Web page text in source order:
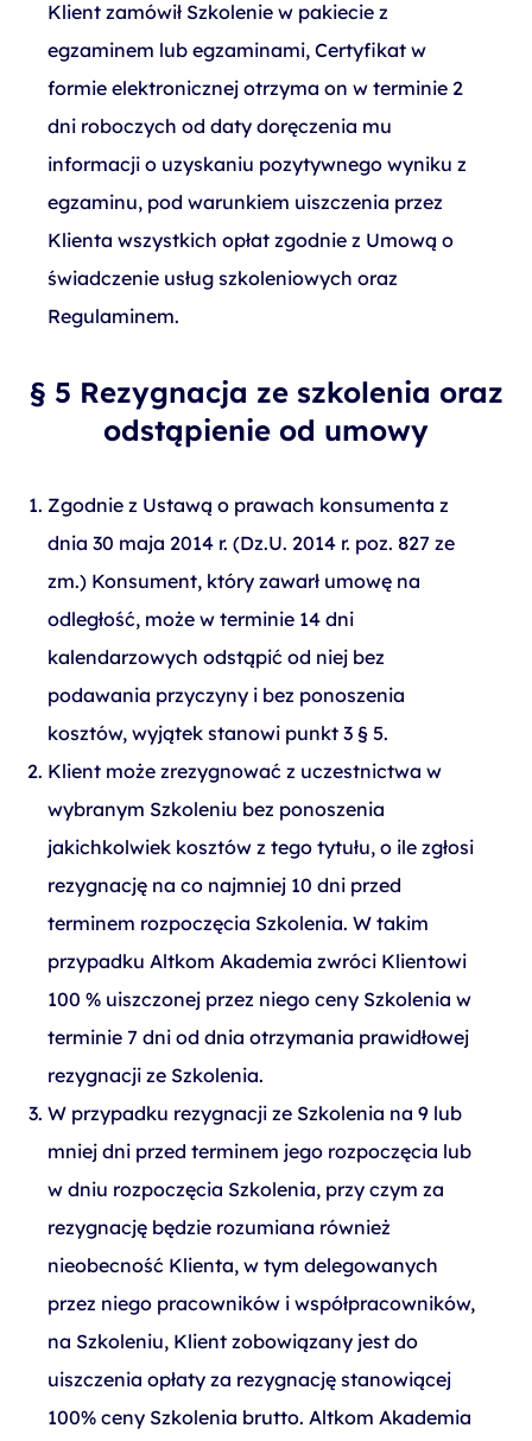
Klient zamówił Szkolenie w pakiecie z
egzaminem lub egzaminami, Certyfikat w
formie elektronicznej otrzyma on w terminie 2
dni roboczych od daty doręczenia mu
informacji o uzyskaniu pozytywnego wyniku z
egzaminu, pod warunkiem uiszczenia przez
Klienta wszystkich opłat zgodnie z Umową o
świadczenie usług szkoleniowych oraz
Regulaminem.
§ 5 Rezygnacja ze szkolenia oraz
odstąpienie od umowy
Zgodnie z Ustawą o prawach konsumenta z
dnia 30 maja 2014 r. (Dz.U. 2014 r. poz. 827 ze
zm.) Konsument, który zawarł umowę na
odległość, może w terminie 14 dni
kalendarzowych odstąpić od niej bez
podawania przyczyny i bez ponoszenia
kosztów, wyjątek stanowi punkt 3 § 5.
Klient może zrezygnować z uczestnictwa w
wybranym Szkoleniu bez ponoszenia
jakichkolwiek kosztów z tego tytułu, o ile zgłosi
rezygnację na co najmniej 10 dni przed
terminem rozpoczęcia Szkolenia. W takim
przypadku Altkom Akademia zwróci Klientowi
100 % uiszczonej przez niego ceny Szkolenia w
terminie 7 dni od dnia otrzymania prawidłowej
rezygnacji ze Szkolenia.
W przypadku rezygnacji ze Szkolenia na 9 lub
mniej dni przed terminem jego rozpoczęcia lub
w dniu rozpoczęcia Szkolenia, przy czym za
rezygnację będzie rozumiana również
nieobecność Klienta, w tym delegowanych
przez niego pracowników i współpracowników,
na Szkoleniu, Klient zobowiązany jest do
uiszczenia opłaty za rezygnację stanowiącej
100% ceny Szkolenia brutto. Altkom Akademia